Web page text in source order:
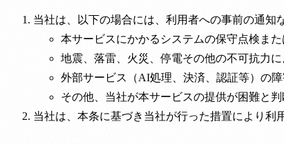
当社は、以下の場合には、利用者への事前の通知
本サービスにかかるシステムの保守点検ま
地震、落雷、火災、停電その他の不可抗力
外部サービス（AI処理、決済、認証等）の
その他、当社が本サービスの提供が困難と
当社は、本条に基づき当社が行った措置により利